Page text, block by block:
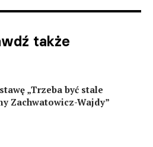
także
„Trzeba być stale
Zachwatowicz-Wajdy”